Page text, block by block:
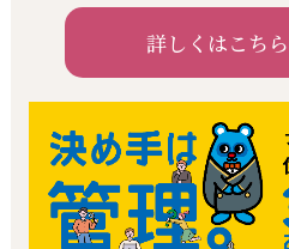
詳しくはこち